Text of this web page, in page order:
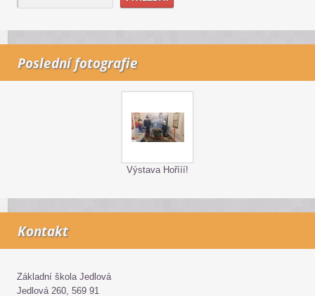
Poslední fotografie
Výstava Hořííí!
Kontakt
Základní škola Jedlová
Jedlová 260, 569 91